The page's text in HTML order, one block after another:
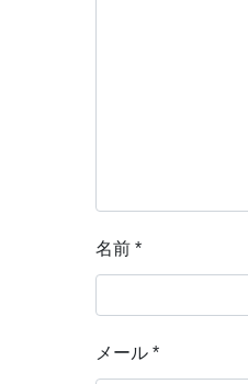
名前 *
メール *